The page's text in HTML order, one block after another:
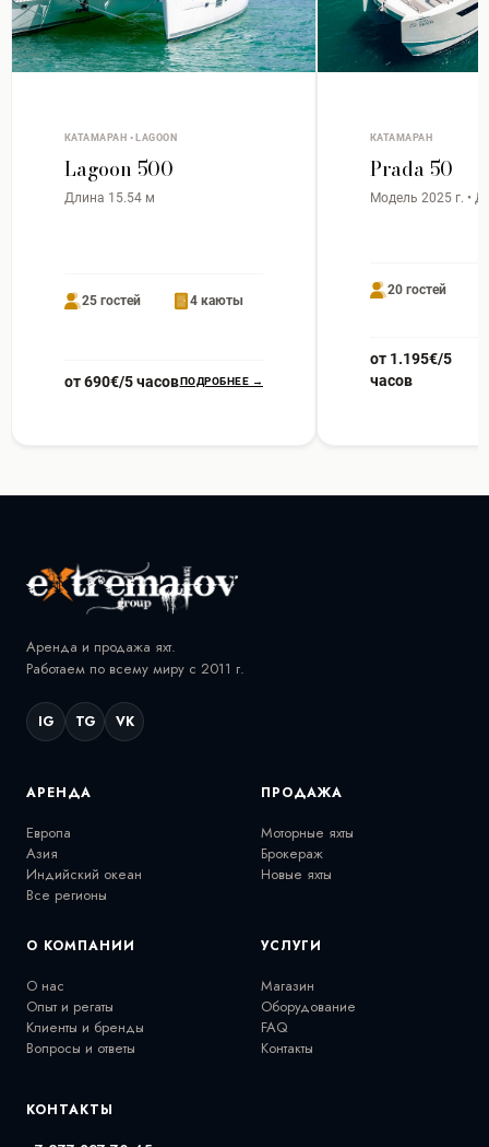
КАТАМАРАН • LAGOON
Lagoon 500
Длина 15.54 м
25 гостей 4 каюты
от 690€/5 часов ПОДРОБНЕЕ →
КАТАМАРАН
Prada 50
Модель 2025 г. •
20 гостей
от 1.195€/5
часов
Аренда и продажа яхт.
Работаем по всему миру с 2011 г.
IG TG VK
АРЕНДА
Европа
Азия
Индийский океан
Все регионы
ПРОДАЖА
Моторные яхты
Брокераж
Новые яхты
О КОМПАНИИ
О нас
Опыт и регаты
Клиенты и бренды
Вопросы и ответы
УСЛУГИ
Магазин
Оборудование
FAQ
Контакты
КОНТАКТЫ